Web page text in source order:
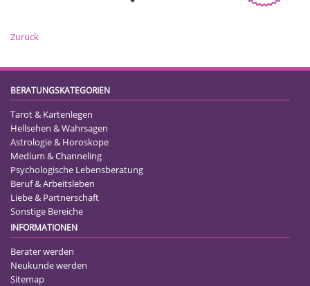
Zurück
BERATUNGSKATEGORIEN
Tarot & Kartenlegen
Hellsehen & Wahrsagen
Astrologie & Horoskope
Medium & Channeling
Psychologische Lebensberatung
Beruf & Arbeitsleben
Liebe & Partnerschaft
Sonstige Bereiche
INFORMATIONEN
Berater werden
Neukunde werden
Sitemap